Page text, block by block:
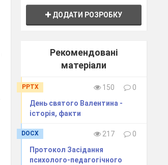
ДОДАТИ РОЗРОБКУ
Рекомендовані
матеріали
PPTX 150
0
День святого Валентина -
історія, факти
DOCX 217
0
Протокол Засідання
психолого-педагогічного